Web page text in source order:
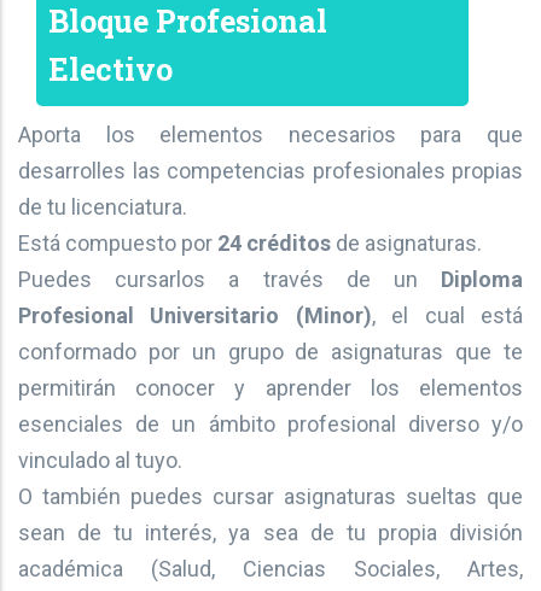
Bloque Profesional
Electivo
Aporta los elementos necesarios para que
desarrolles las competencias profesionales propias
de tu licenciatura.
Está compuesto por 24 créditos de asignaturas.
Puedes cursarlos a través de un Diploma
Profesional Universitario (Minor), el cual está
conformado por un grupo de asignaturas que te
permitirán conocer y aprender los elementos
esenciales de un ámbito profesional diverso y/o
vinculado al tuyo.
O también puedes cursar asignaturas sueltas que
sean de tu interés, ya sea de tu propia división
académica (Salud, Ciencias Sociales, Artes,